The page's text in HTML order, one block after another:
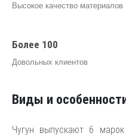
Высокое качество материалов
Более 100
Довольных клиентов
Виды и
Чугун выпускают 6